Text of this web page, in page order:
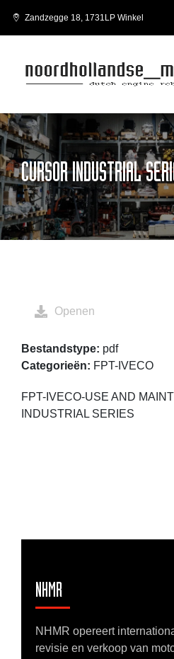
Zandzegge 18, 1731LP Winkel
CURSOR INDUSTRIAL
FPT-IVECO-USE AND
INDUSTRIAL SERIES
Openen
Bestandstype: pdf
Categorieën: FPT-IVECO
NHMR
NHMR opereert
revisie en verkoop van